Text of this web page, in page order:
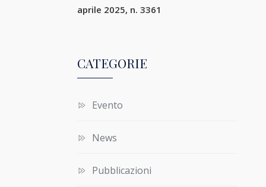
aprile 2025, n. 3361
CATEGORIE
Evento
News
Pubblicazioni